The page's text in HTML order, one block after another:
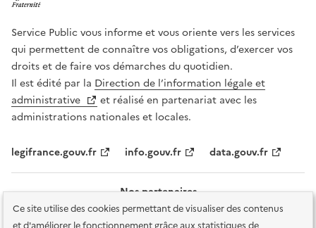
Ce site utilise des cookies permettant de visualiser des contenus
Service Public vous informe et vous oriente vers les services
qui permettent de connaître vos obligations, d’exercer vos
droits et de faire vos démarches du quotidien.
Il est édité par la Direction de l’information légale et
administrative
et réalisé en partenariat avec les
administrations nationales et locales.
legifrance.gouv.fr info.gouv.fr data.gouv.fr
Nos partenaires